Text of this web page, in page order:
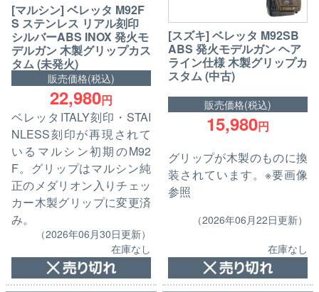
[マルシン] ベレッタ M92F
S ステンレス リアル刻印
シルバーABS INOX 発火モ
デルガン 木製グリップカス
タム (未発火)
販売価格(税込)
22,980円
ベレッタITALY刻印・STAI
NLESS刻印が再現されて
いるマルシン初期のM92
F。グリップはマルシン純
正のメダリオン入りチェッ
カー木製グリップに変更済
み。
（2026年06月30日更新）
在庫なし
[スズキ] ベレッタ M92SB
ABS 発火モデルガン ヘア
ライン仕様 木製グリップカ
スタム (中古)
販売価格(税込)
15,980円
グリップが木製のものに換
装されています。※要画像
参照
（2026年06月22日更新）
在庫なし